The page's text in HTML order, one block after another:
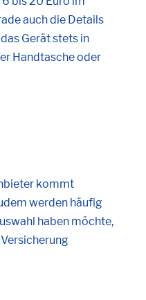
auch die Details
Gerät stets in
Handtasche oder
kommt
werden häufig
haben möchte,